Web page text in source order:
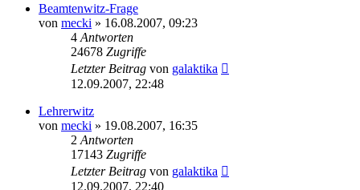
Beamtenwitz-Frage
von mecki » 16.08.2007, 09:23
4 Antworten
24678 Zugriffe
Letzter Beitrag von galaktika
12.09.2007, 22:48
Lehrerwitz
von mecki » 19.08.2007, 16:35
2 Antworten
17143 Zugriffe
Letzter Beitrag von galaktika
12.09.2007, 22:40